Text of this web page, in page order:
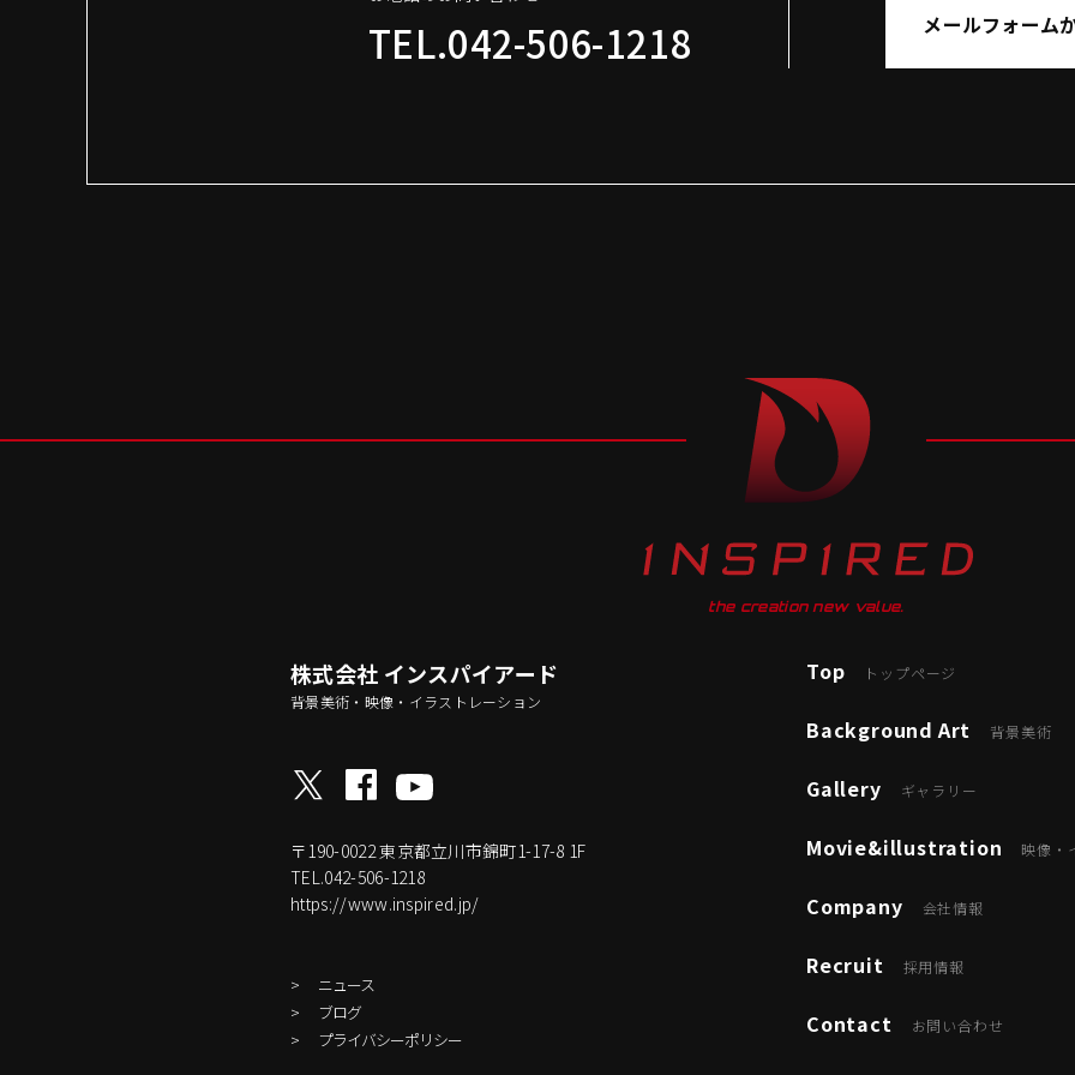
TEL.042-506-1218 メールフォーム
the creation new value.
株式会社 インスパイアード
背景美術・映像・イラストレーション
Top トップページ
Background Art 背景美術
Gallery ギャラリー
Movie&illustration 映像・
Company 会社情報
Recruit 採用情報
Contact お問い合わせ
〒190-0022東京都立川市錦町1-17-8 1F
TEL.042-506-1218
https://www.inspired.jp/
ニュース
ブログ
プライバシーポリシー